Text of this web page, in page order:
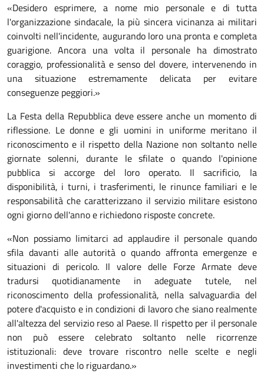
«Desidero esprimere, a nome mio personale e di tutta
l'organizzazione sindacale, la più sincera vicinanza ai militari
coinvolti nell'incidente, augurando loro una pronta e completa
guarigione. Ancora una volta il personale ha dimostrato
coraggio, professionalità e senso del dovere, intervenendo in
una situazione estremamente delicata per evitare
conseguenze peggiori.»
La Festa della Repubblica deve essere anche un momento di
riflessione. Le donne e gli uomini in uniforme meritano il
riconoscimento e il rispetto della Nazione non soltanto nelle
giornate solenni, durante le sfilate o quando l'opinione
pubblica si accorge del loro operato. Il sacrificio, la
disponibilità, i turni, i trasferimenti, le rinunce familiari e le
responsabilità che caratterizzano il servizio militare esistono
ogni giorno dell'anno e richiedono risposte concrete.
«Non possiamo limitarci ad applaudire il personale quando
sfila davanti alle autorità o quando affronta emergenze e
situazioni di pericolo. Il valore delle Forze Armate deve
tradursi quotidianamente in adeguate tutele, nel
riconoscimento della professionalità, nella salvaguardia del
potere d'acquisto e in condizioni di lavoro che siano realmente
all'altezza del servizio reso al Paese. Il rispetto per il personale
non può essere celebrato soltanto nelle ricorrenze
istituzionali: deve trovare riscontro nelle scelte e negli
investimenti che lo riguardano.»